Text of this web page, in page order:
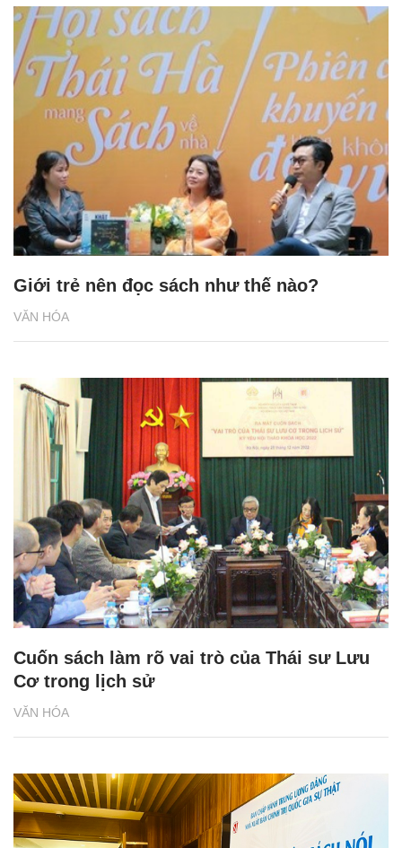
VĂN HÓA
Giới trẻ nên đọc sách như thế nào?
VĂN HÓA
Cuốn sách làm rõ vai trò của Thái sư Lưu
Cơ trong lịch sử